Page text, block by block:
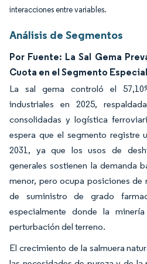
interacciones entre variables.
Análisis de Segmentos
Por Fuente: La Sal Gema
Cuota en el Segmento
La sal gema controló el
industriales en 2025,
consolidadas y logística
espera que el segmento registre
2031, ya que los usos de
generales sostienen la demanda
menor, pero ocupa posiciones de
de suministro de grado
especialmente donde la
perturbación del terreno.
El crecimiento de la salmuera